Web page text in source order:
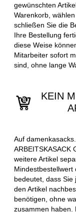
gewünschten
Warenkorb,
schließen Sie die
Ihre Bestellung
diese Weise
Mitarbeiter sofort
sind, ohne lange
KEIN
Auf
ARBEITSKASACK
weitere Artikel
bedeutet, dass Sie
den Artikel
benötigen, ohne
zusammen haben.